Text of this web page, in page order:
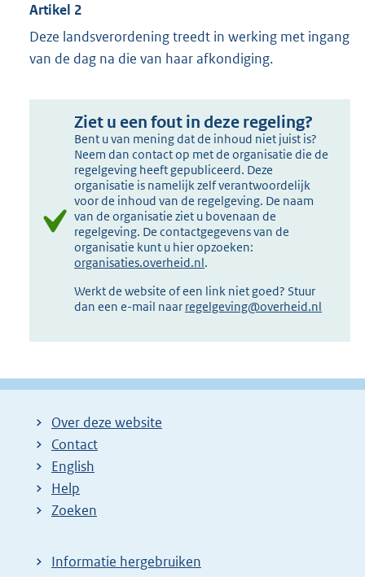
Artikel 2
Deze landsverordening treedt in werking met ingang
van de dag na die van haar afkondiging.
Ziet u een fout in deze regeling?
Bent u van mening dat de inhoud niet juist is?
Neem dan contact op met de organisatie die de
regelgeving heeft gepubliceerd. Deze
organisatie is namelijk zelf verantwoordelijk
voor de inhoud van de regelgeving. De naam
van de organisatie ziet u bovenaan de
regelgeving. De contactgegevens van de
organisatie kunt u hier opzoeken:
organisaties.overheid.nl.
Werkt de website of een link niet goed? Stuur
dan een e-mail naar regelgeving@overheid.nl
Over deze website
Contact
English
Help
Zoeken
Informatie hergebruiken